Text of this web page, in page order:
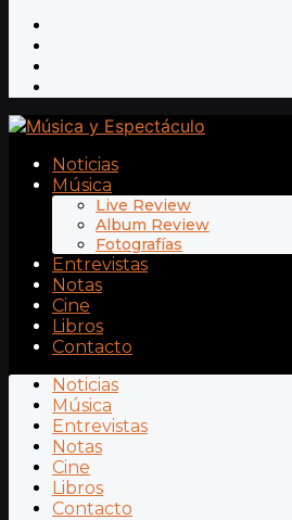
Noticias
Música
Live Review
Album Review
Fotografías
Entrevistas
Notas
Cine
Libros
Contacto
Noticias
Música
Entrevistas
Notas
Cine
Libros
Contacto